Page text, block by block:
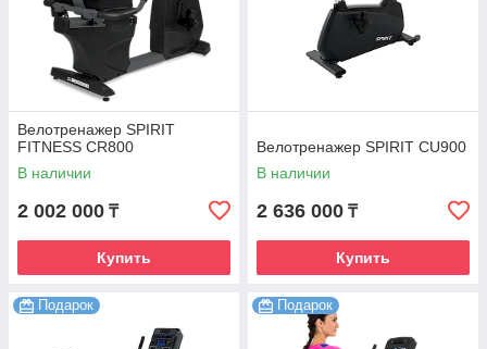
Велотренажер SPIRIT
FITNESS CR800
В наличии
2 002 000 ₸
Купить
Велотренажер SPIRIT CU900
В наличии
2 636 000 ₸
Купить
Подарок Подарок